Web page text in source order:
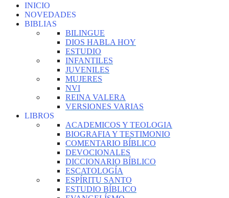
INICIO
NOVEDADES
BIBLIAS
BILINGUE
DIOS HABLA HOY
ESTUDIO
INFANTILES
JUVENILES
MUJERES
NVI
REINA VALERA
VERSIONES VARIAS
LIBROS
ACADEMICOS Y TEOLOGIA
BIOGRAFIA Y TESTIMONIO
COMENTARIO BÍBLICO
DEVOCIONALES
DICCIONARIO BÍBLICO
ESCATOLOGÍA
ESPÍRITU SANTO
ESTUDIO BÍBLICO